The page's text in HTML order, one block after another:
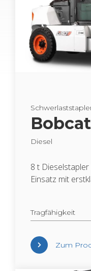
Die­sel
8 t
Ein­satz mit
Trag­fä­hig­keit
Zum